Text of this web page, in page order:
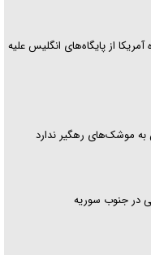
آمریکا از پایگاه‌های انگلیس علیه
به موشک‌های رهگیر ندارد
در جنوب سوریه